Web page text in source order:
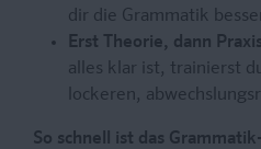
dir die Grammatik
Erst Theorie, dann
alles klar ist, trainierst
lockeren,
So schnell ist das